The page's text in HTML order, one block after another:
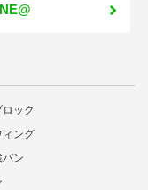
ック
ィング
ン